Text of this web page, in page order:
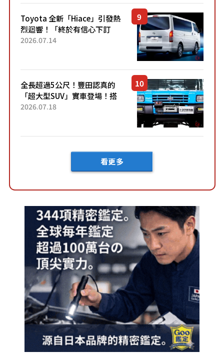
「三...
Toyota 全新「Hiace」引發熱
烈迴響！「終於有信心下訂
了！」「哪個等級交車最
車？...
2026.07.14
全長超過5公尺！豐田認真的
「超大型SUV」實車登場！搭
載後輪也會轉向的「四輪轉
「Mega C...
2026.07.18
看更多